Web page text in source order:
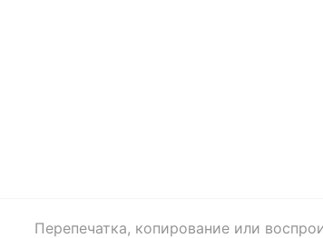
Перепечатка, копирование или